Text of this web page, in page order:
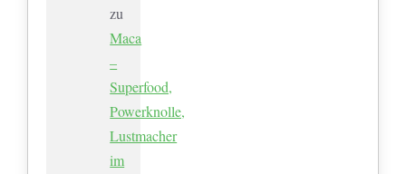
zu
Maca
–
Superfood,
Powerknolle,
Lustmacher
im